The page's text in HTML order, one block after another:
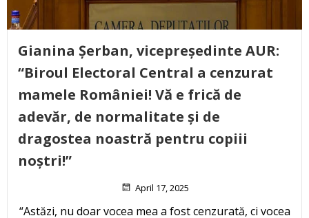
Gianina Șerban, vicepreședinte AUR:
“Biroul Electoral Central a cenzurat
mamele României! Vă e frică de
adevăr, de normalitate și de
dragostea noastră pentru copiii
noștri!”
April 17, 2025
“Astăzi, nu doar vocea mea a fost cenzurată, ci vocea